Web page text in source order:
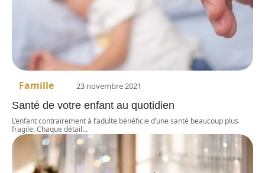
Famille 23 novembre 2021
Santé de votre enfant au quotidien
L’enfant contrairement à l’adulte bénéficie d’une santé beaucoup plus
fragile. Chaque détail…